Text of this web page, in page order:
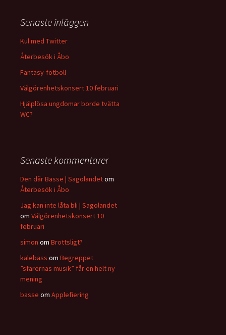
Senaste inläggen
Kul med Twitter
Återbesök i Åbo
Fantasy-fotboll
Välgörenhetskonsert 10 februari
Hjälplösa ungdomar borde tvätta
WC?
Senaste kommentarer
Den där Basse | Sagolandetom
Återbesök i Åbo
Jag kan inte låta bli | Sagolandet
om Välgörenhetskonsert 10
februari
simon om Brottsligt?
kalebass om Begreppet
”sfärernas musik” får en helt ny
mening
basse om Applefiering